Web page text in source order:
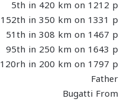
5th in 420 km on 1212 p
152th in 350 km on 1331 p
51th in 308 km on 1467 p
95th in 250 km on 1643 p
120rh in 200 km on 1797 p
Father
Bugatti From